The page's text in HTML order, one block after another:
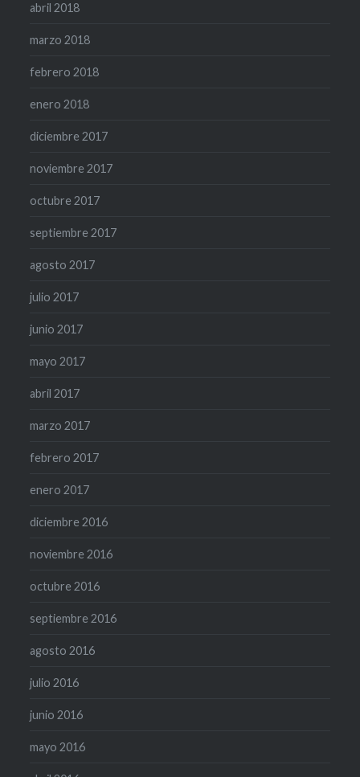
abril 2018
marzo 2018
febrero 2018
enero 2018
diciembre 2017
noviembre 2017
octubre 2017
septiembre 2017
agosto 2017
julio 2017
junio 2017
mayo 2017
abril 2017
marzo 2017
febrero 2017
enero 2017
diciembre 2016
noviembre 2016
octubre 2016
septiembre 2016
agosto 2016
julio 2016
junio 2016
mayo 2016